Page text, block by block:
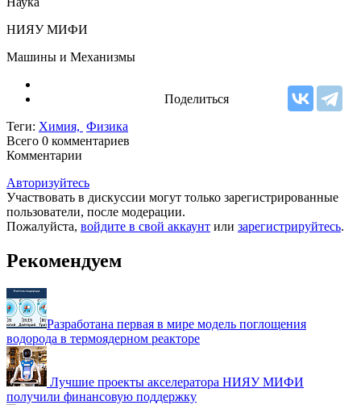
НИЯУ МИФИ
Машины и Механизмы
Поделиться
Теги: Химия, Физика
Всего 0 комментариев
Комментарии
Авторизуйтесь
Участвовать в дискуссии могут только зарегистрированные
пользователи, после модерации.
Пожалуйста, войдите в свой аккаунт или зарегистрируйтесь.
Рекомендуем
Разработана первая в мире модель поглощения
водорода в термоядерном реакторе
Лучшие проекты акселератора НИЯУ МИФИ
получили финансовую поддержку